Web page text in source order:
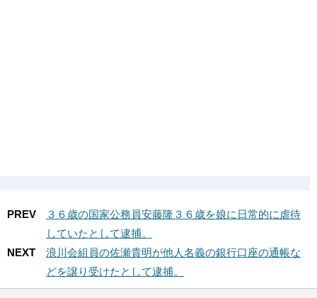
PREV
３６歳の国家公務員安藤隆３６歳を娘に日常的に虐待
していたとして逮捕。
NEXT
浪川会組員の佐瀬貴明が他人名義の銀行口座の通帳な
どを譲り受けたとして逮捕。